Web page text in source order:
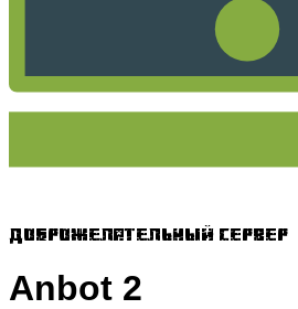
Доброжелательный сервер
Anbot 2